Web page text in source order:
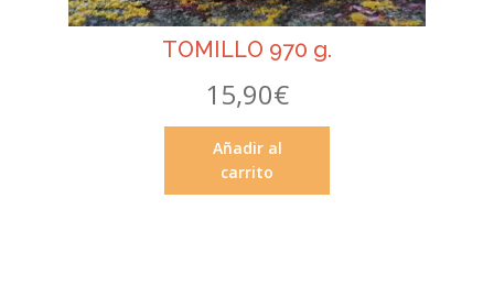
TOMILLO 970 g.
15,90€
Añadir al
carrito